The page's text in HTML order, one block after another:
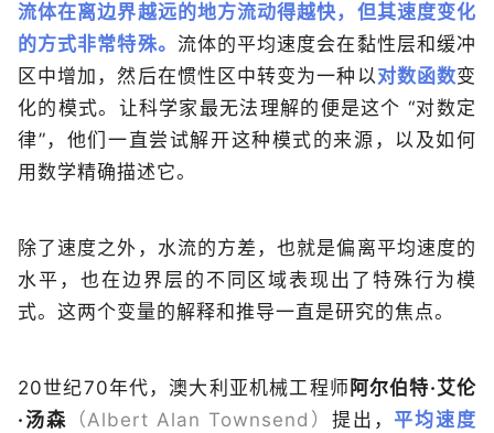
流体在离边界越远的地方流动得越快，但其速度变化
的方式非常特殊。 流体的平均速度会在黏性层和缓冲
区中增加，然后在惯性区中转变为一种以对数函数变
化的模式。让科学家最无法理解的便是这个 “对数定
律”，他们一直尝试解开这种模式的来源，以及如何
用数学精确描述它。
除了速度之外，水流的方差，也就是偏离平均速度的
水平，也在边界层的不同区域表现出了特殊行为模
式。这两个变量的解释和推导一直是研究的焦点。
20世纪70年代，澳大利亚机械工程师 阿尔伯特·艾伦
·汤森 （Albert Alan Townsend） 提出， 平均速度